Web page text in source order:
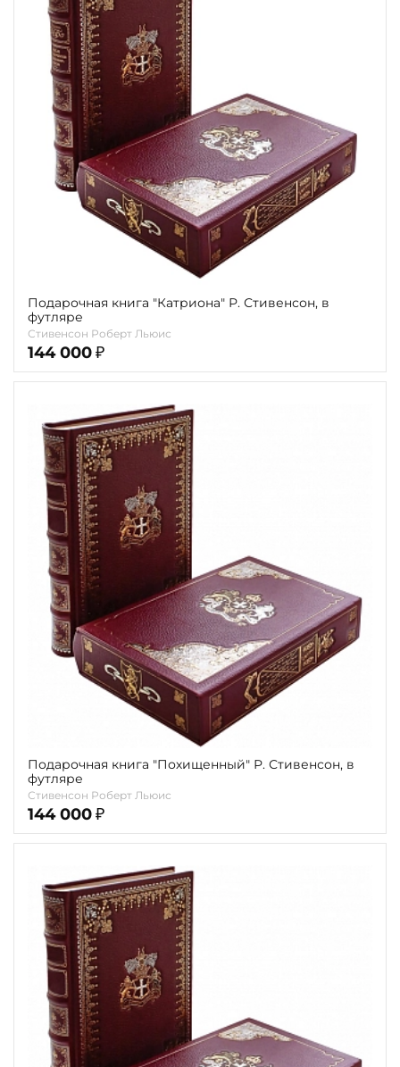
Подарочная книга "Катриона" Р. Стивенсон, в
футляре
Стивенсон Роберт Льюис
144 000 ₽
Подарочная книга "Похищенный" Р. Стивенсон, в
футляре
Стивенсон Роберт Льюис
144 000 ₽